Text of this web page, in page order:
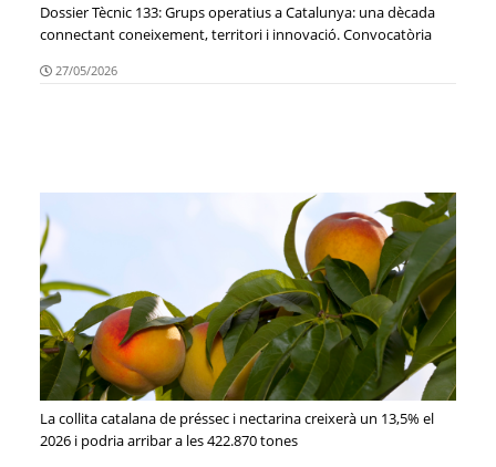
Dossier Tècnic 133: Grups operatius a Catalunya: una dècada
connectant coneixement, territori i innovació. Convocatòria
27/05/2026
La collita catalana de préssec i nectarina creixerà un 13,5% el
2026 i podria arribar a les 422.870 tones